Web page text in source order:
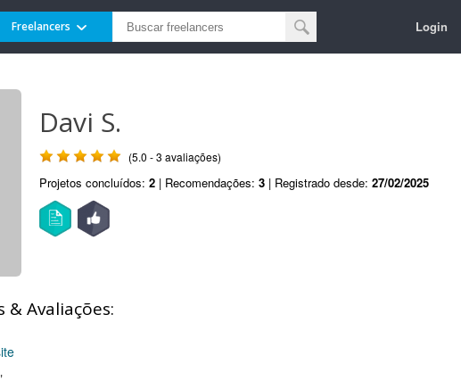
Freelancers Login
Davi S.
(5.0 - 3 avaliações)
Projetos concluídos: 2 | Recomendações: 3 | Registrado desde: 27/02/2025
Avaliações: